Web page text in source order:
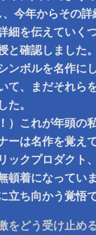
、今年からその
細を伝えていく
と確認しました
ンボルを名作に
て、まだそれら
た。
）これが年頭の
ーは名作を覚え
ックプロダクト
頓着になってい
立ち向かう覚悟
をどう受け止め